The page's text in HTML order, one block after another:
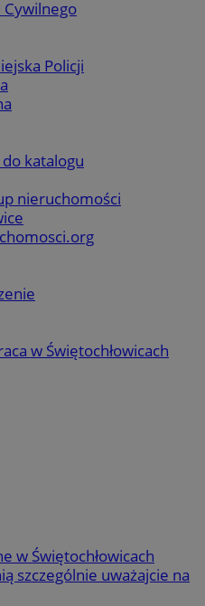
Cywilnego
Policji
katalogu
nieruchomości
w Świętochłowicach
w Świętochłowicach
szczególnie uważajcie na